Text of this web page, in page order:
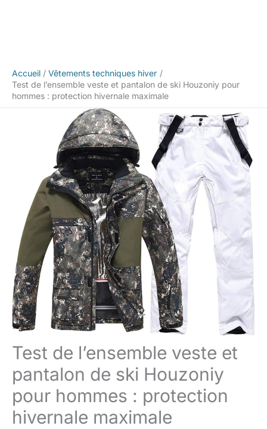
Accueil
Vêtements techniques hiver
Test de l’ensemble veste et pantalon de ski Houzoniy pour
hommes : protection hivernale maximale
Test de l’ensemble veste et
pantalon de ski Houzoniy
pour hommes : protection
hivernale maximale